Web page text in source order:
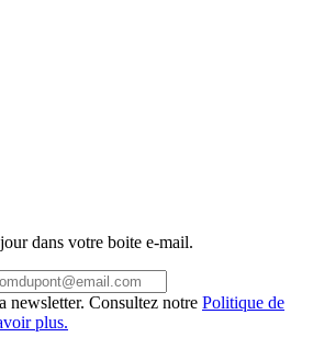
dans votre boite e-mail.
newsletter. Consultez notre Politique de
plus.